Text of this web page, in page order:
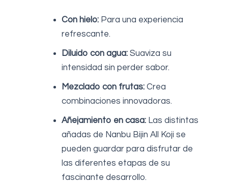
Con hielo: Para una experiencia
refrescante.
Diluido con agua: Suaviza su
intensidad sin perder sabor.
Mezclado con frutas: Crea
combinaciones innovadoras.
Añejamiento en casa: Las distintas
añadas de Nanbu Bijin All Koji se
pueden guardar para disfrutar de
las diferentes etapas de su
fascinante desarrollo.